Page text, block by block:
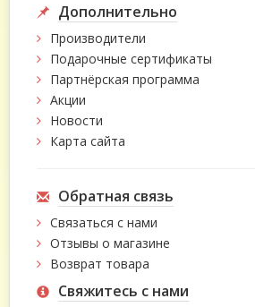
Дополнительно
Производители
Подарочные сертификаты
Партнёрская программа
Акции
Новости
Карта сайта
Обратная связь
Связаться с нами
Отзывы о магазине
Возврат товара
Свяжитесь с нами